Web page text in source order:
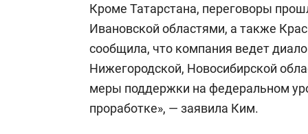
Кроме Татарстана, переговоры
Ивановской областями, а также
сообщила, что компания ведет
Нижегородской, Новосибирской
меры поддержки на федеральном
проработке», — заявила Ким.